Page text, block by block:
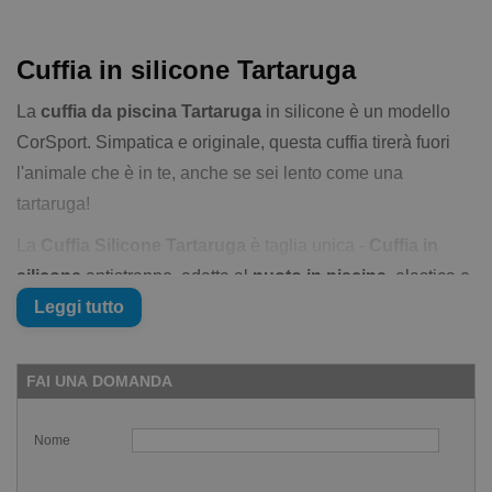
Cuffia in silicone Tartaruga
La cuffia da piscina Tartaruga in silicone è un modello
CorSport. Simpatica e originale, questa cuffia tirerà fuori
l'animale che è in te, anche se sei lento come una
tartaruga!
silicone antistrappo, adatta al nuoto in piscina , elastica e
resistente, indispensabile per chi nuota per lunghi periodi
Caratteristiche della Cuffia Silicone
Resistente agli strappi
Leggi tutto
FAI UNA DOMANDA
Nome